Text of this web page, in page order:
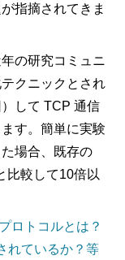
指摘されてきま
の研究コミュニ
クニックとされ
して TCP 通信
す。簡単に実験
場合、既存の
比較して10倍以
ロトコルとは？
れているか？等